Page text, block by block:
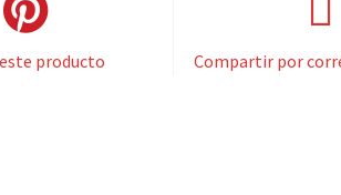
producto Compartir por